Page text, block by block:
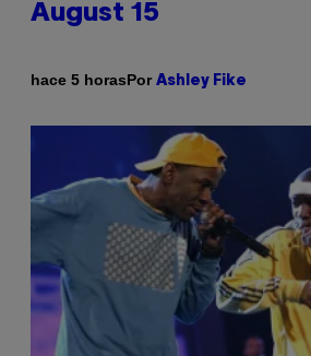
August 15
hace 5 horasPor Ashley Fike